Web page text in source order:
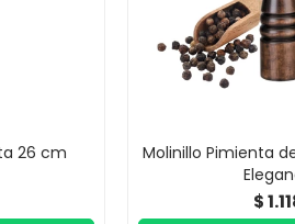
26 cm
Molinillo Pimienta
$